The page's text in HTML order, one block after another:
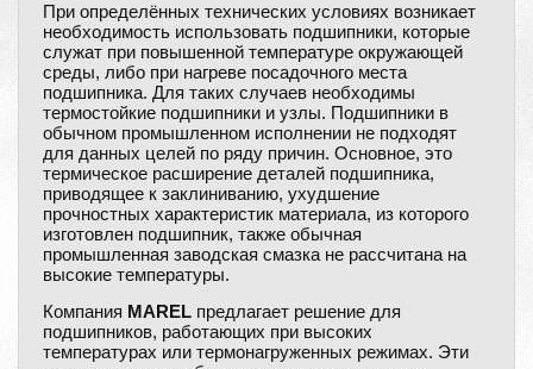
При определённых технических условиях возникает
необходимость использовать подшипники, которые
служат при повышенной температуре окружающей
среды, либо при нагреве посадочного места
подшипника. Для таких случаев необходимы
термостойкие подшипники и узлы. Подшипники в
обычном промышленном исполнении не подходят
для данных целей по ряду причин. Основное, это
термическое расширение деталей подшипника,
приводящее к заклиниванию, ухудшение
прочностных характеристик материала, из которого
изготовлен подшипник, также обычная
промышленная заводская смазка не рассчитана на
высокие температуры.
Компания MAREL предлагает решение для
подшипников, работающих при высоких
температурах или термонагруженных режимах. Эти